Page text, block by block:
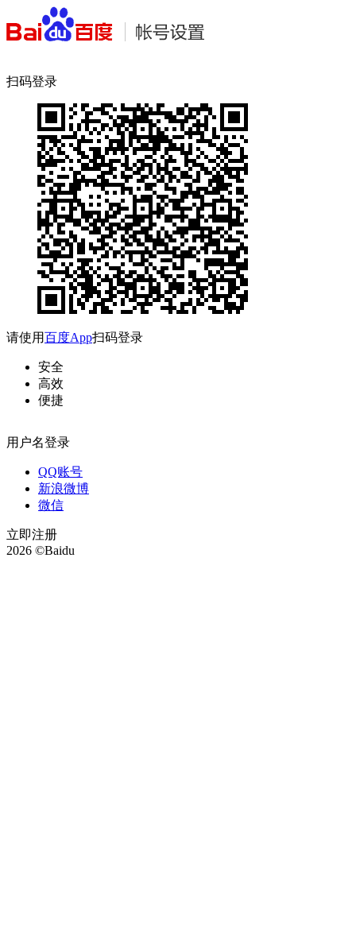
扫码登录
请使用百度App扫码登录
安全
高效
便捷
用户名登录
QQ账号
新浪微博
微信
立即注册
2026 ©Baidu